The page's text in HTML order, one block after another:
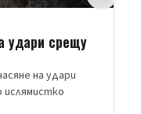
удари срещу
на удари